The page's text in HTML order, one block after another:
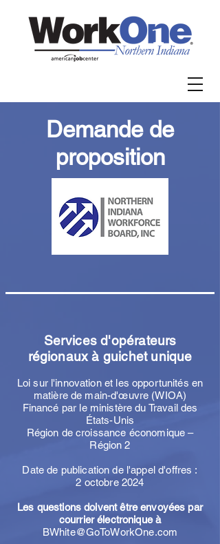
Demande de
proposition
Services d'opérateurs
régionaux à guichet unique
Loi sur l'innovation et les opportunités en
matière de main-d'œuvre (WIOA)
Financé par le ministère du Travail des
États-Unis
Région de croissance économique –
Région 2
Date de publication de l'appel d'offres :
2 octobre 2024
Les questions doivent être envoyées par
courrier électronique à
BWhite@GoToWorkOne.com